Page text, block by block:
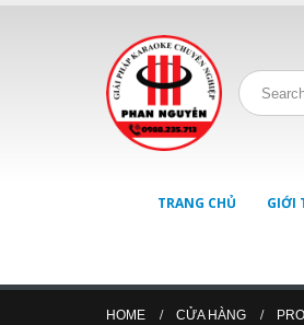
TRANG CHỦ GIỚI
HOME CỬA HÀNG